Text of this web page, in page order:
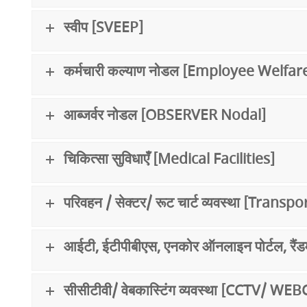
स्वीप [SVEEP]
कर्मचारी कल्याण नोडल [Employee
आब्जर्वर नोडल [OBSERVER Nodal]
चिकित्सा सुविधाएँ [Medical Facilities]
परिवहन / सेक्टर/ रूट चार्ट व्यवस्था
आईटी, ईटीपीबीएस, एनकोर ऑनलाइन
सीसीटीवी/ वेबकास्टिंग व्यवस्था [CCTV/